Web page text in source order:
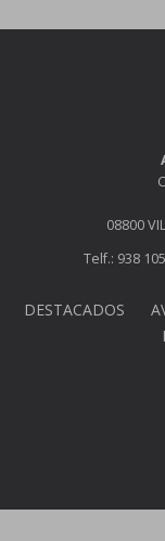
08800
Telf.: 938
DESTACADOS